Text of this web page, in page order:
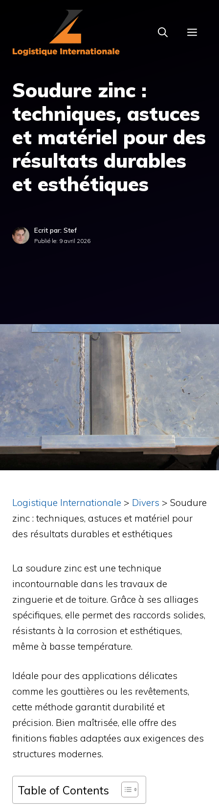
Soudure zinc :
techniques, astuces
et matériel pour des
résultats durables
et esthétiques
Ecrit par: Stef
Publié le: 9 avril 2026
Logistique Internationale > Divers > Soudure
zinc : techniques, astuces et matériel pour
des résultats durables et esthétiques
La soudure zinc est une technique
incontournable dans les travaux de
zinguerie et de toiture. Grâce à ses alliages
spécifiques, elle permet des raccords solides,
résistants à la corrosion et esthétiques,
même à basse température.
Idéale pour des applications délicates
comme les gouttières ou les revêtements,
cette méthode garantit durabilité et
précision. Bien maîtrisée, elle offre des
finitions fiables adaptées aux exigences des
structures modernes.
Table of Contents